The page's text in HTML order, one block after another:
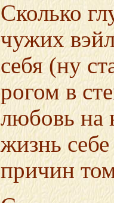
Сколько
чужих
себя (ну
рогом в
любовь на
жизнь
причин